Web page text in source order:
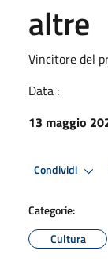
altre
Vincitore del
Data :
13 maggio
Condividi
Categorie:
Cultura